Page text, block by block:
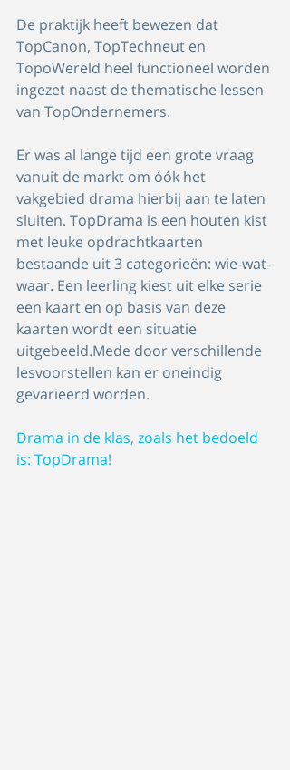
De praktijk heeft bewezen dat
TopCanon, TopTechneut en
TopoWereld heel functioneel worden
ingezet naast de thematische lessen
van TopOndernemers.
Er was al lange tijd een grote vraag
vanuit de markt om óók het
vakgebied drama hierbij aan te laten
sluiten. TopDrama is een houten kist
met leuke opdrachtkaarten
bestaande uit 3 categorieën: wie-wat-
waar. Een leerling kiest uit elke serie
een kaart en op basis van deze
kaarten wordt een situatie
uitgebeeld.Mede door verschillende
lesvoorstellen kan er oneindig
gevarieerd worden.
Drama in de klas, zoals het bedoeld
is: TopDrama!